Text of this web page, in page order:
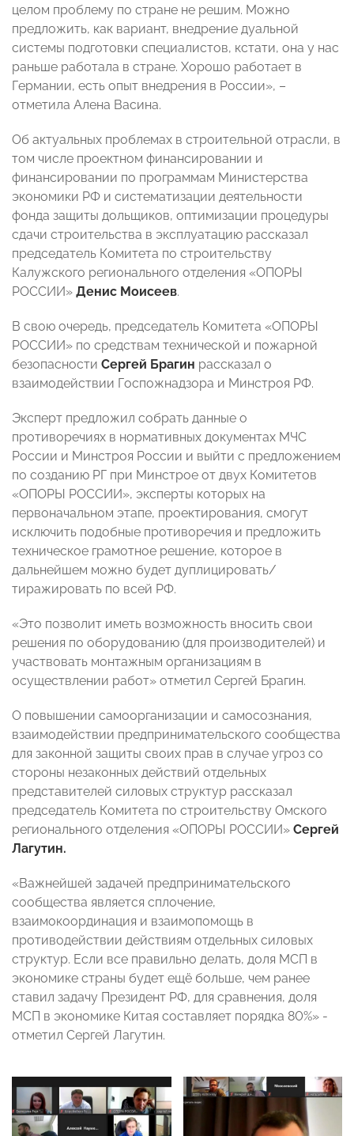
целом проблему по стране не решим. Можно
предложить, как вариант, внедрение дуальной
системы подготовки специалистов, кстати, она у нас
раньше работала в стране. Хорошо работает в
Германии, есть опыт внедрения в России», –
отметила Алена Васина.
Об актуальных проблемах в строительной отрасли, в
том числе проектном финансировании и
финансировании по программам Министерства
экономики РФ и систематизации деятельности
фонда защиты дольщиков, оптимизации процедуры
сдачи строительства в эксплуатацию рассказал
председатель Комитета по строительству
Калужского регионального отделения «ОПОРЫ
РОССИИ» Денис Моисеев.
В свою очередь, председатель Комитета «ОПОРЫ
РОССИИ» по средствам технической и пожарной
безопасности Сергей Брагин рассказал о
взаимодействии Госпожнадзора и Минстроя РФ.
Эксперт предложил собрать данные о
противоречиях в нормативных документах МЧС
России и Минстроя России и выйти с предложением
по созданию РГ при Минстрое от двух Комитетов
«ОПОРЫ РОССИИ», эксперты которых на
первоначальном этапе, проектирования, смогут
исключить подобные противоречия и предложить
техническое грамотное решение, которое в
дальнейшем можно будет дуплицировать/
тиражировать по всей РФ.
«Это позволит иметь возможность вносить свои
решения по оборудованию (для производителей) и
участвовать монтажным организациям в
осуществлении работ» отметил Сергей Брагин.
О повышении самоорганизации и самосознания,
взаимодействии предпринимательского сообщества
для законной защиты своих прав в случае угроз со
стороны незаконных действий отдельных
представителей силовых структур рассказал
председатель Комитета по строительству Омского
регионального отделения «ОПОРЫ РОССИИ» Сергей
Лагутин.
«Важнейшей задачей предпринимательского
сообщества является сплочение,
взаимокоординация и взаимопомощь в
противодействии действиям отдельных силовых
структур. Если все правильно делать, доля МСП в
экономике страны будет ещё больше, чем ранее
ставил задачу Президент РФ, для сравнения, доля
МСП в экономике Китая составляет порядка 80%» -
отметил Сергей Лагутин.